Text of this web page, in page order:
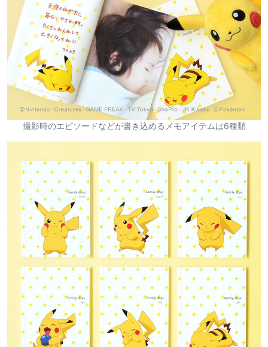
撮影時のエピソードなどが書き込めるメモアイテムは6種類